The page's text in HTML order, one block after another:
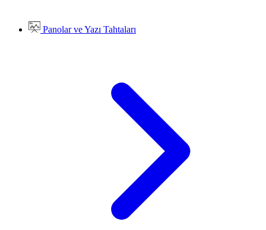
Panolar ve Yazı Tahtaları